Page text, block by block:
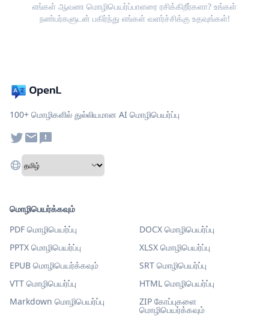
எங்கள் ஆவண மொழிபெயர்ப்பாளரை ரசிக்கிறீர்களா? உங்கள்
நண்பர்களுடன் பகிர்ந்து எங்கள் வளர்ச்சிக்கு உதவுங்கள்!
100+ மொழிகளில் துல்லியமான AI மொழிபெயர்ப்பு
மொழிபெயர்க்கவும்
PDF மொழிபெயர்ப்பு
DOCX மொழிபெயர்ப்பு
PPTX மொழிபெயர்ப்பு
XLSX மொழிபெயர்ப்பு
EPUB மொழிபெயர்க்கவும்
SRT மொழிபெயர்ப்பு
VTT மொழிபெயர்ப்பு
HTML மொழிபெயர்ப்பு
Markdown மொழிபெயர்ப்பு
ZIP கோப்புகளை
மொழிபெயர்க்கவும்